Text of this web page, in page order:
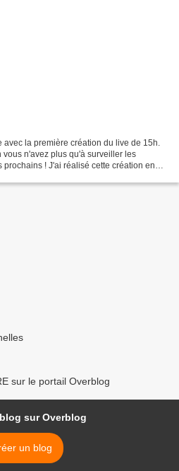
la première création du live de 15h.
vous n'avez plus qu'à surveiller les
! J'ai réalisé cette création en
sur le portail Overblog
sur Overblog
un blog